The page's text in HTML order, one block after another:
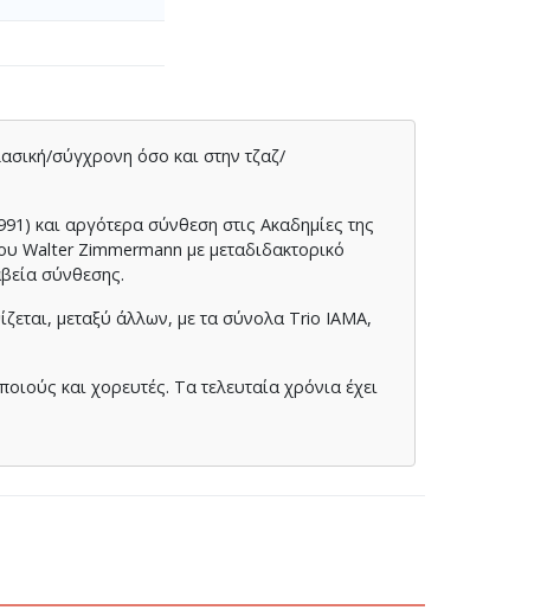
σύγχρονη όσο και στην τζαζ/
και αργότερα σύνθεση στις Ακαδημίες της
Walter Zimmermann με μεταδιδακτορικό
σύνθεσης.
μεταξύ άλλων, με τα σύνολα Trio IAMA,
και χορευτές. Τα τελευταία χρόνια έχει